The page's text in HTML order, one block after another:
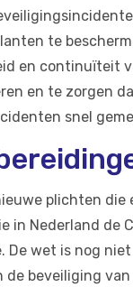
te
en continuïteit
en te zorgen
snel
plichten die
in Nederland de
De wet is nog
de beveiliging